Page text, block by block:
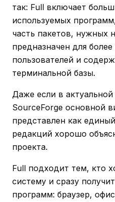
так: Full включает
используемых
часть пакетов, нужных
предназначен для
пользователей и
терминальной базы.
Даже если в
SourceForge основной
представлен как
редакций хорошо
проекта.
Full подходит тем, кто
систему и сразу
программ: браузер,